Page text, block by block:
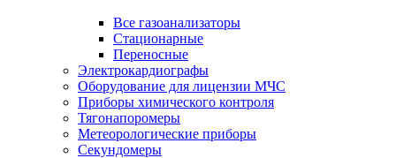
Все газоанализаторы
Cтационарные
Переносные
Электрокардиографы
Оборудование для лицензии МЧС
Приборы химического контроля
Тягонапоромеры
Метеорологические приборы
Секундомеры